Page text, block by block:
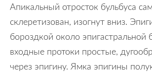
Апикальный отросток бульбуса
склеретизован, изогнут вниз.
бороздкой около эпигастральной
входные протоки простые,
через эпигину. Ямка эпигины